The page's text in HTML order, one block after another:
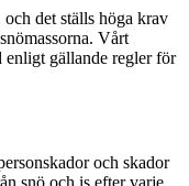
det ställs höga krav
Vårt
enligt gällande regler för
och skador